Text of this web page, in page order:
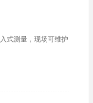
式测量，现场可维护